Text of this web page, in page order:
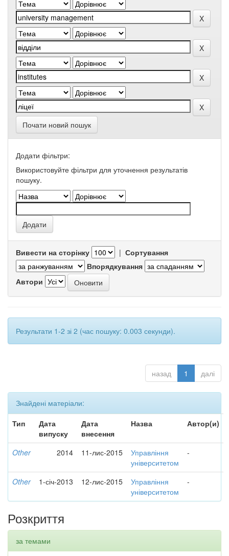
Почати новий пошук
Додати фільтри:
Використовуйте фільтри для уточнення результатів
пошуку.
Вивести на сторінку | Сортування
Впорядкування
Автори
Результати 1-2 зі 2 (час пошуку: 0.003 секунди).
назад 1 далі
Знайдені матеріали:
Тип
Дата
випуску
Дата
внесення
Назва Автор(и)
Other 2014 11-лис-2015
Управління
університетом
-
Other 1-січ-2013 12-лис-2015
Управління
університетом
-
Розкриття
за темами